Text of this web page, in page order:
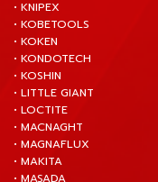
• KNIPEX
• KOBETOOLS
• KOKEN
• KONDOTECH
• KOSHIN
• LITTLE GIANT
• LOCTITE
• MACNAGHT
• MAGNAFLUX
• MAKITA
• MASADA